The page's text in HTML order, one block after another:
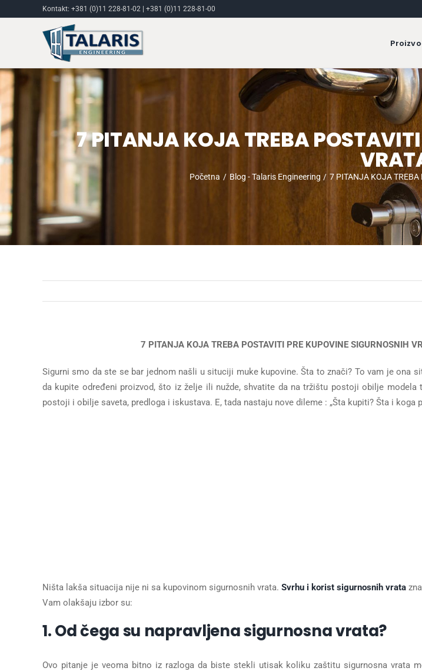
Kontakt: +381 (0)11 228-81-02 +381 (0)11 228-81-00
7 PITANJA KOJA TREBA
Početna Blog - Talaris Engineering 7 PITANJA KOJA TREBA
7 PITANJA KOJA TREBA POSTAVITI PRE KUPOVINE SIGURNOSNIH
Sigurni smo da ste se bar jednom našli u situciji muke kupovine. Šta to znači? To vam je ona
da kupite određeni proizvod, što iz želje ili nužde, shvatite da na tržištu postoji obilje modela
postoji i obilje saveta, predloga i iskustava. E, tada nastaju nove dileme : „Šta kupiti? Šta i koga
Ništa lakša situacija nije ni sa kupovinom sigurnosnih vrata. Svrhu i korist sigurnosnih vrata
Vam olakšaju izbor su:
1. Od čega su napravljena sigurnosna vrata?
Ovo pitanje je veoma bitno iz razloga da biste stekli utisak koliku zaštitu sigurnosna vrata